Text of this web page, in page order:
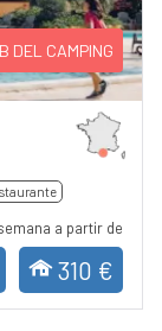
DEL CAMPING
a partir de
310 €